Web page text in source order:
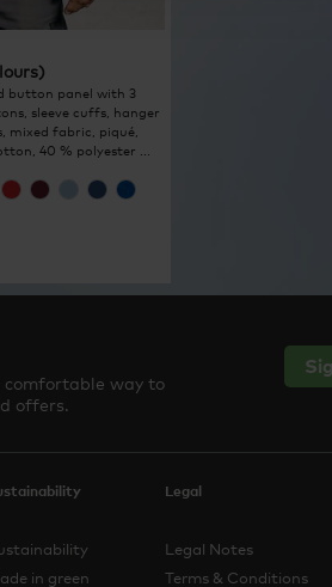
button panel with 3
sleeve cuffs, hanger
mixed fabric, piqué,
40 % polyester ...
comfortable way to
offers.
in green
Legal
Legal Notes
Terms & Conditions